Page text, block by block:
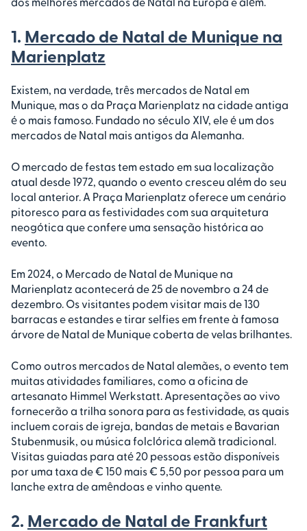
1. Mercado de Natal de Munique na
Marienplatz
Existem, na verdade, três mercados de Natal em
Munique, mas o da Praça Marienplatz na cidade antiga
é o mais famoso. Fundado no século XIV, ele é um dos
mercados de Natal mais antigos da Alemanha.
O mercado de festas tem estado em sua localização
atual desde 1972, quando o evento cresceu além do seu
local anterior. A Praça Marienplatz oferece um cenário
pitoresco para as festividades com sua arquitetura
neogótica que confere uma sensação histórica ao
evento.
Em 2024, o Mercado de Natal de Munique na
Marienplatz acontecerá de 25 de novembro a 24 de
dezembro. Os visitantes podem visitar mais de 130
barracas e estandes e tirar selfies em frente à famosa
árvore de Natal de Munique coberta de velas brilhantes.
Como outros mercados de Natal alemães, o evento tem
muitas atividades familiares, como a oficina de
artesanato Himmel Werkstatt. Apresentações ao vivo
fornecerão a trilha sonora para as festividade, as quais
incluem corais de igreja, bandas de metais e Bavarian
Stubenmusik, ou música folclórica alemã tradicional.
Visitas guiadas para até 20 pessoas estão disponíveis
por uma taxa de € 150 mais € 5,50 por pessoa para um
lanche extra de amêndoas e vinho quente.
2. Mercado de Natal de Frankfurt